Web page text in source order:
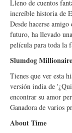
Lleno de cuentos
increíble historia de
Desde hacerse
futuro, ha llevado
película para toda la
Slumdog Millionaire
Tienes que ver esta
versión india de
encontrar su amor
Ganadora de varios
About Time